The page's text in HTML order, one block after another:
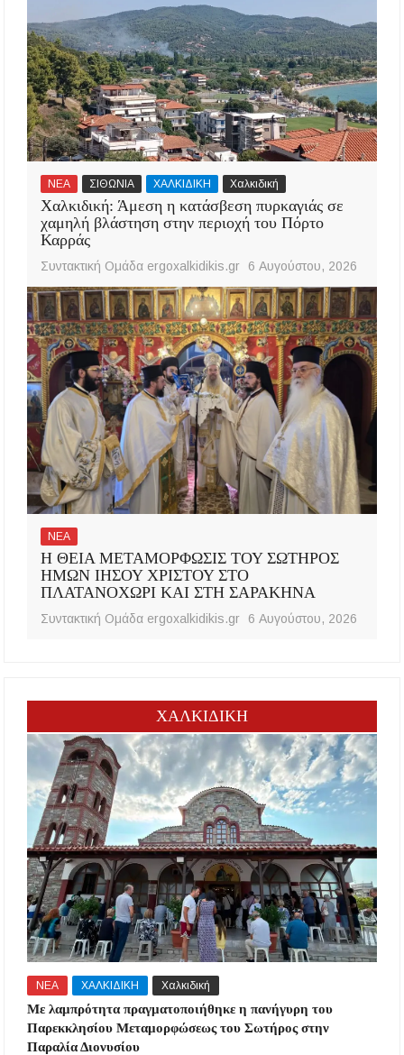
ΝΕΑ ΣΙΘΩΝΙΑ ΧΑΛΚΙΔΙΚΗ Χαλκιδική
Χαλκιδική: Άμεση η κατάσβεση πυρκαγιάς σε
χαμηλή βλάστηση στην περιοχή του Πόρτο
Καρράς
Συντακτική Ομάδα ergoxalkidikis.gr 6 Αυγούστου, 2026
ΝΕΑ
Η ΘΕΙΑ ΜΕΤΑΜΟΡΦΩΣΙΣ ΤΟΥ ΣΩΤΗΡΟΣ
ΗΜΩΝ ΙΗΣΟΥ ΧΡΙΣΤΟΥ ΣΤΟ
ΠΛΑΤΑΝΟΧΩΡΙ ΚΑΙ ΣΤΗ ΣΑΡΑΚΗΝΑ
Συντακτική Ομάδα ergoxalkidikis.gr 6 Αυγούστου, 2026
ΧΑΛΚΙΔΙΚΗ
ΝΕΑ ΧΑΛΚΙΔΙΚΗ Χαλκιδική
Με λαμπρότητα πραγματοποιήθηκε η πανήγυρη του
Παρεκκλησίου Μεταμορφώσεως του Σωτήρος στην
Παραλία Διονυσίου